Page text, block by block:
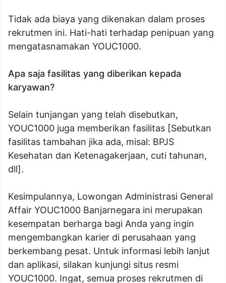
Tidak ada biaya yang dikenakan dalam proses
rekrutmen ini. Hati-hati terhadap penipuan yang
mengatasnamakan YOUC1000.
Apa saja fasilitas yang diberikan kepada
karyawan?
Selain tunjangan yang telah disebutkan,
YOUC1000 juga memberikan fasilitas [Sebutkan
fasilitas tambahan jika ada, misal: BPJS
Kesehatan dan Ketenagakerjaan, cuti tahunan,
dll].
Kesimpulannya, Lowongan Administrasi General
Affair YOUC1000 Banjarnegara ini merupakan
kesempatan berharga bagi Anda yang ingin
mengembangkan karier di perusahaan yang
berkembang pesat. Untuk informasi lebih lanjut
dan aplikasi, silakan kunjungi situs resmi
YOUC1000. Ingat, semua proses rekrutmen di